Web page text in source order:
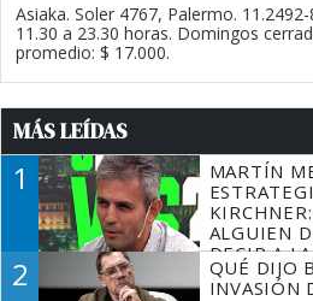
Asiaka. Soler 4767, Palermo.
11.30 a 23.30 horas. Domingos
promedio: $ 17.000.
MÁS LEÍDAS
1
MARTÍN
ALGUIEN
DECIR A
TIENE QUE
2
QUÉ DIJO
INVASIÓN